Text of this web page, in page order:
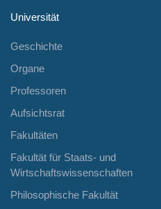
Universität
Geschichte
Organe
Professoren
Aufsichtsrat
Fakultäten
Fakultät für Staats- und
Wirtschaftswissenschaften
Philosophische Fakultät